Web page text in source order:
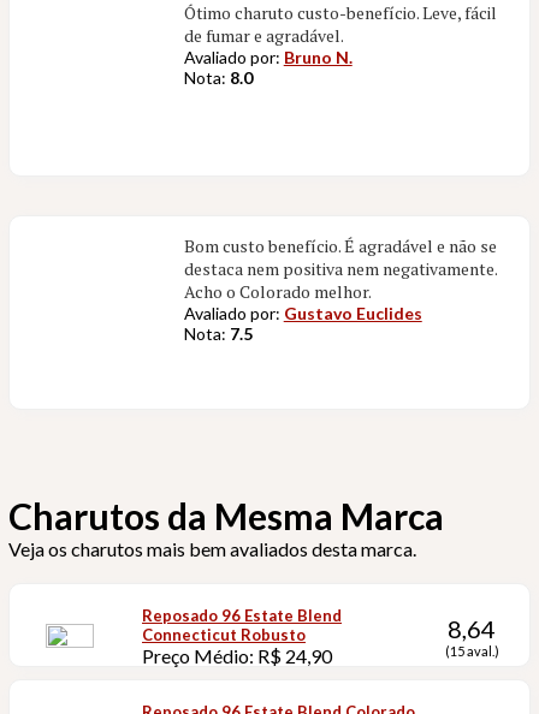
Ótimo charuto custo-benefício. Leve, fácil
de fumar e agradável.
Avaliado por: Bruno N.
Nota: 8.0
Bom custo benefício. É agradável e não se
destaca nem positiva nem negativamente.
Acho o Colorado melhor.
Avaliado por: Gustavo Euclides
Nota: 7.5
Charutos da Mesma Marca
Veja os charutos mais bem avaliados desta marca.
Reposado 96 Estate Blend
Connecticut Robusto
Preço Médio: R$ 24,90
8,64
(15 aval.)